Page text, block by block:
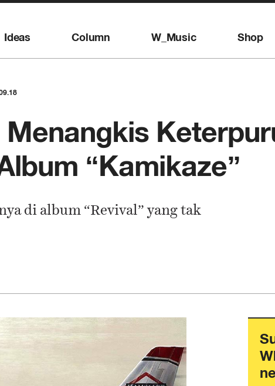
Ideas Column W_Music Shop
“Kamikaze”
di album “Revival” yang tak